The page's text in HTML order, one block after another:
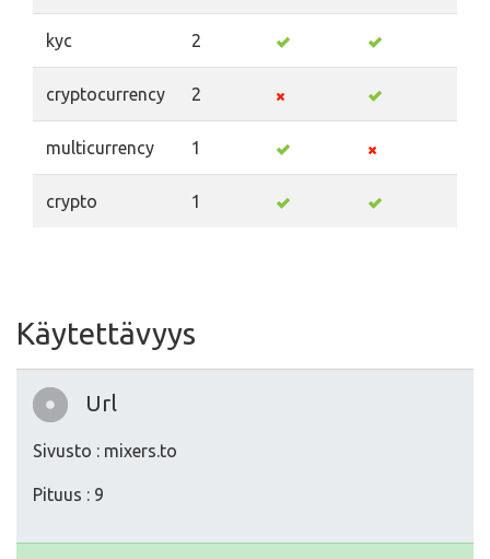
kyc 2
cryptocurrency 2
multicurrency 1
crypto 1
Käytettävyys
Url
Sivusto : mixers.to
Pituus : 9